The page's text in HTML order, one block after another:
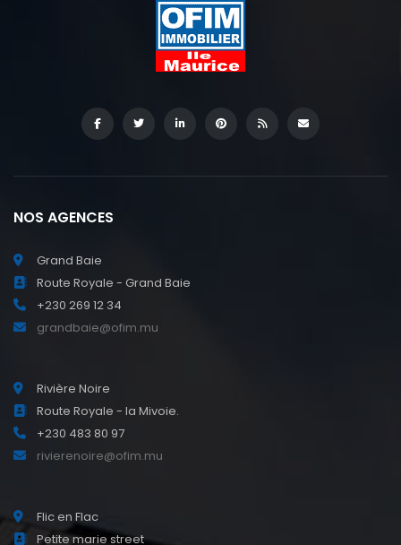
NOS AGENCES
Grand Baie
Route Royale - Grand Baie
+230 269 12 34
grandbaie@ofim.mu
Rivière Noire
Route Royale - la Mivoie.
+230 483 80 97
rivierenoire@ofim.mu
Flic en Flac
Petite marie street